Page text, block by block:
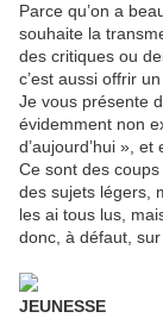
Parce qu’on a
souhaite la
des critiques ou
c’est aussi offrir
Je vous présente
évidemment non
d’aujourd’hui »,
Ce sont des
des sujets légers,
les ai tous lus,
donc, à défaut,
JEUNESSE